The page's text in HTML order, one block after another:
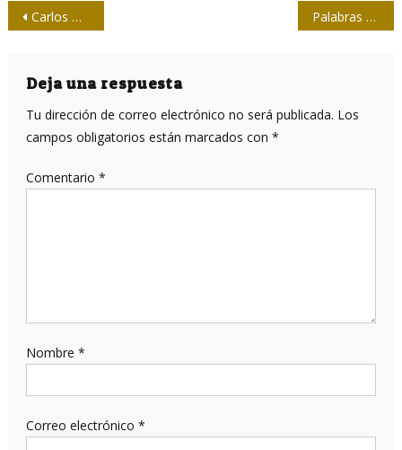
Navegación
entradas
Carlos Bastidas en Cuba, erguido donde quiso caer Palabras de Fidel cuando asesinaron a Carlos Bastidas
Deja una respuesta
Tu dirección de correo electrónico no será publicada. Los
campos obligatorios están marcados con *
Comentario *
Nombre *
Correo electrónico *